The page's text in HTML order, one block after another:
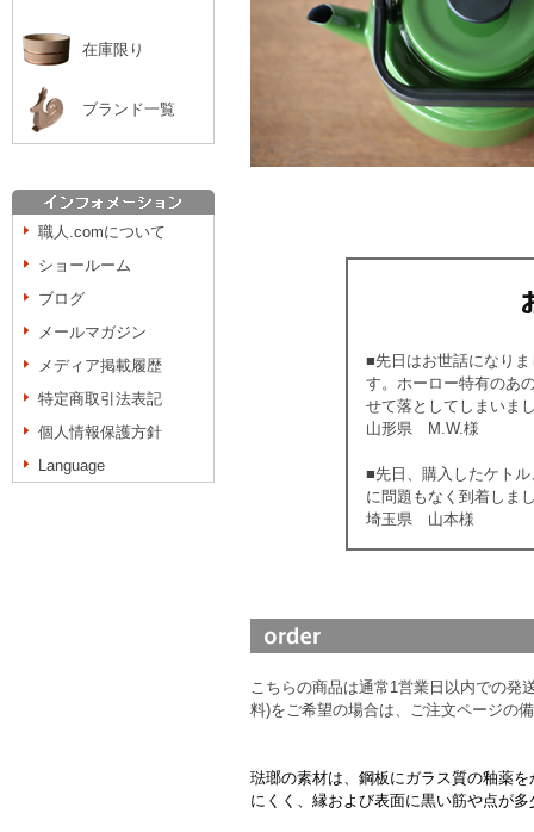
在庫限り
ブランド一覧
職人.comについて
ショールーム
ブログ
メールマガジン
メディア掲載履歴
特定商取引法表記
個人情報保護方針
Language
■先日はお世話になり
す。ホーロー特有のあ
せて落としてしまいま
山形県 M.W.様
■先日、購入したケト
に問題もなく到着しま
埼玉県 山本様
こちらの商品は通常1営業日以内での発
料)をご希望の場合は、ご注文ページの
琺瑯の素材は、鋼板にガラス質の釉薬
にくく、縁および表面に黒い筋や点が